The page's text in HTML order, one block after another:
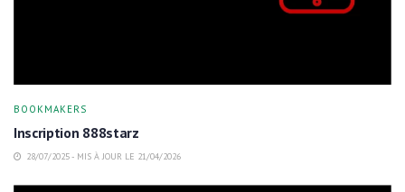
BOOKMAKERS
Inscription 888starz
28/07/2025 - MIS À JOUR LE 21/04/2026